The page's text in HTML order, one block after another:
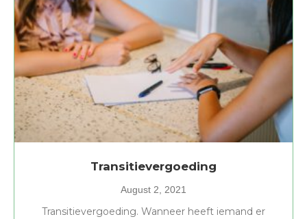
Transitievergoeding
August 2, 2021
Transitievergoeding. Wanneer heeft iemand er